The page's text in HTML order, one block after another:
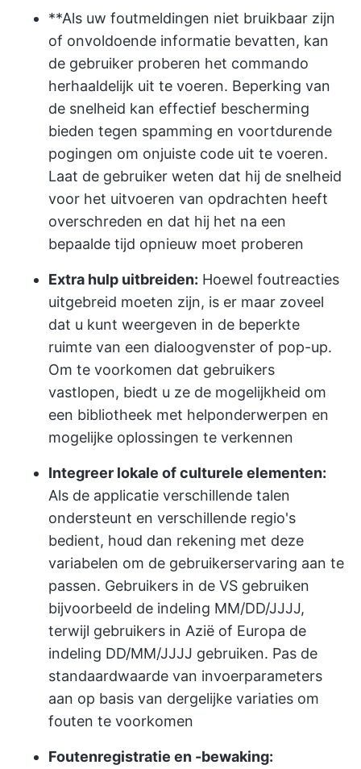
**Als uw foutmeldingen niet bruikbaar zijn
of onvoldoende informatie bevatten, kan
de gebruiker proberen het commando
herhaaldelijk uit te voeren. Beperking van
de snelheid kan effectief bescherming
bieden tegen spamming en voortdurende
pogingen om onjuiste code uit te voeren.
Laat de gebruiker weten dat hij de snelheid
voor het uitvoeren van opdrachten heeft
overschreden en dat hij het na een
bepaalde tijd opnieuw moet proberen
Extra hulp uitbreiden: Hoewel foutreacties
uitgebreid moeten zijn, is er maar zoveel
dat u kunt weergeven in de beperkte
ruimte van een dialoogvenster of pop-up.
Om te voorkomen dat gebruikers
vastlopen, biedt u ze de mogelijkheid om
een bibliotheek met helponderwerpen en
mogelijke oplossingen te verkennen
Integreer lokale of culturele elementen:
Als de applicatie verschillende talen
ondersteunt en verschillende regio's
bedient, houd dan rekening met deze
variabelen om de gebruikerservaring aan te
passen. Gebruikers in de VS gebruiken
bijvoorbeeld de indeling MM/DD/JJJJ,
terwijl gebruikers in Azië of Europa de
indeling DD/MM/JJJJ gebruiken. Pas de
standaardwaarde van invoerparameters
aan op basis van dergelijke variaties om
fouten te voorkomen
Foutenregistratie en -bewaking: